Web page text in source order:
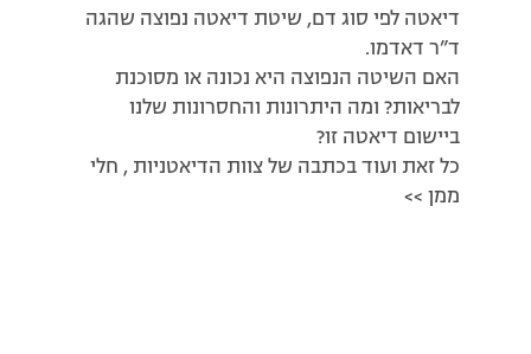
דיאטה לפי סוג דם, שיטת דיאטה נפוצה שהגה
ד”ר דאדמו.
האם השיטה הנפוצה היא נכונה או מסוכנת
לבריאות? ומה היתרונות והחסרונות שלנו
ביישום דיאטה זו?
כל זאת ועוד בכתבה של צוות הדיאטניות , חלי
ממן >>